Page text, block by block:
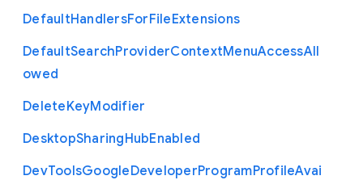
DefaultHandlersForFileExtensions
DefaultSearchProviderContextMenuAccessAll
owed
DeleteKeyModifier
DesktopSharingHubEnabled
DevToolsGoogleDeveloperProgramProfileAvai